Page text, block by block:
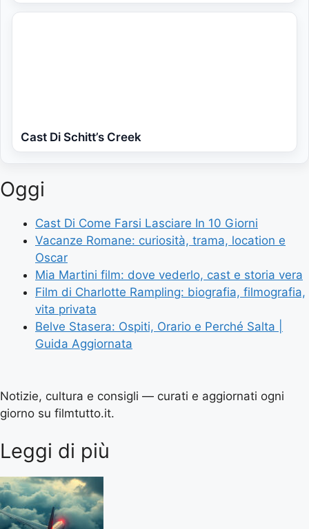
Cast Di Schitt’s Creek
Oggi
Cast Di Come Farsi Lasciare In 10 Giorni
Vacanze Romane: curiosità, trama, location e
Oscar
Mia Martini film: dove vederlo, cast e storia vera
Film di Charlotte Rampling: biografia, filmografia,
vita privata
Belve Stasera: Ospiti, Orario e Perché Salta |
Guida Aggiornata
Notizie, cultura e consigli — curati e aggiornati ogni
giorno su filmtutto.it.
Leggi di più